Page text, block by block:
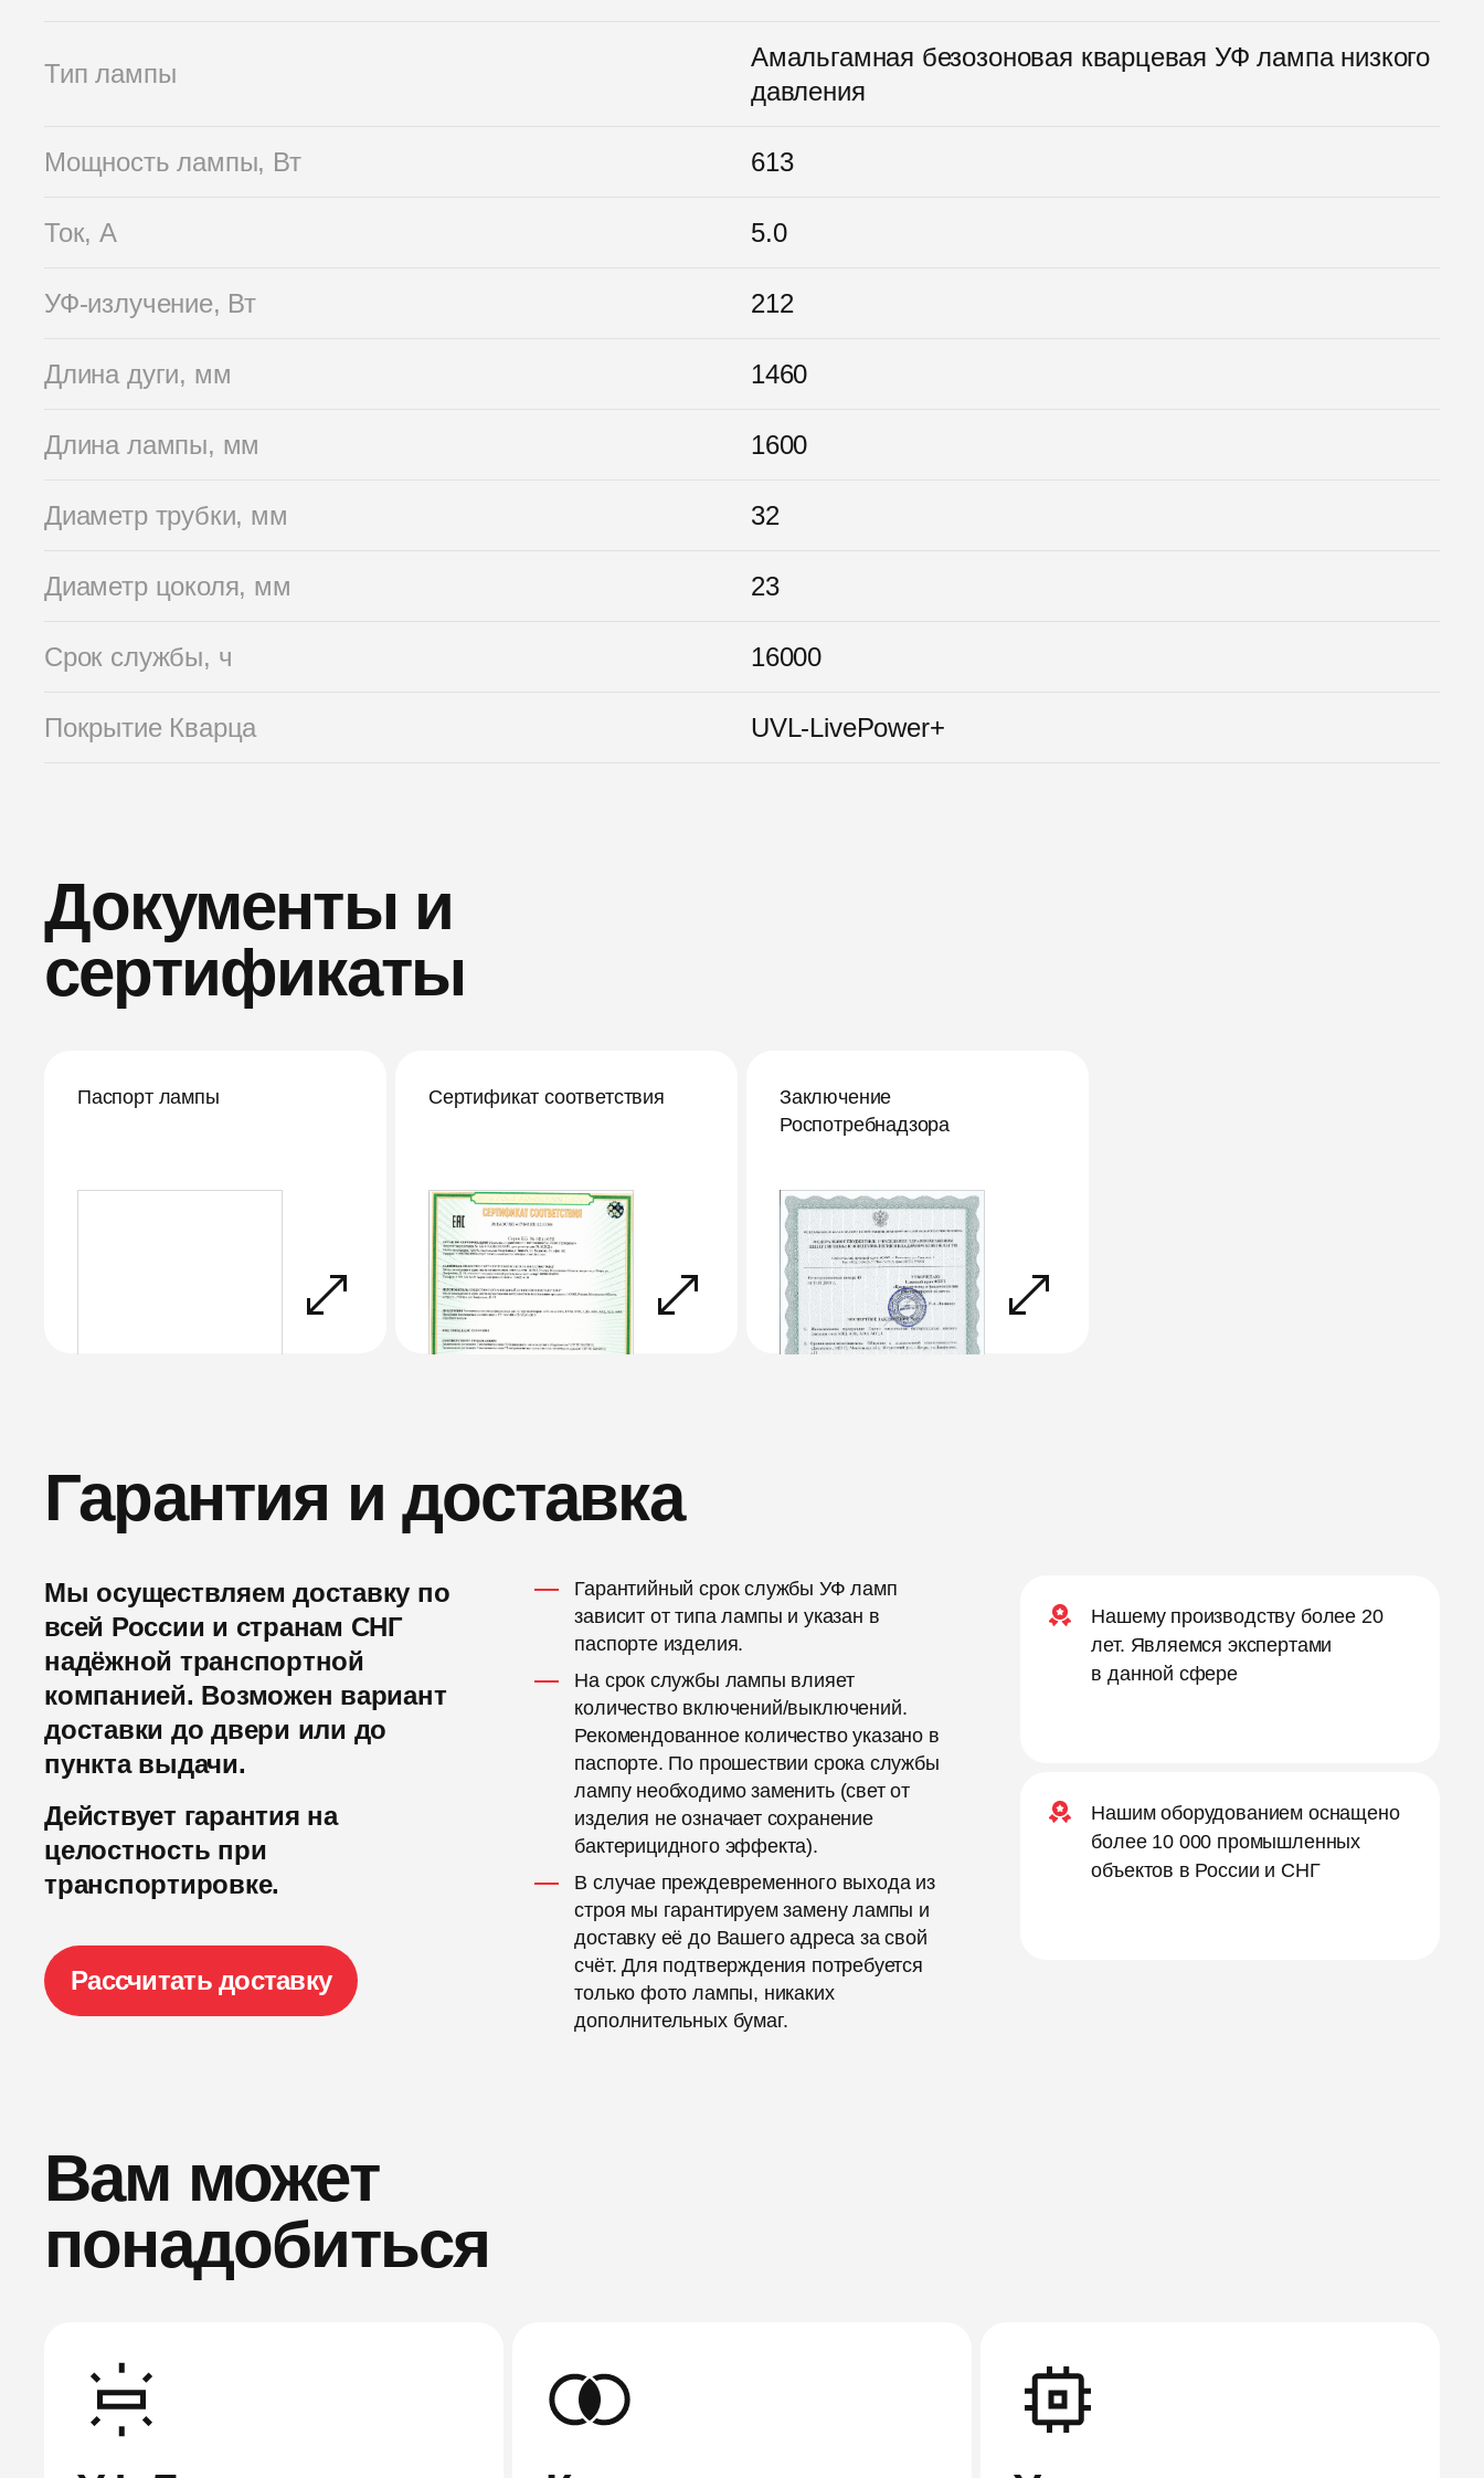
Тип лампы
Амальгамная безозоновая кварцевая УФ лампа низкого
давления
Мощность лампы, Вт 613
Ток, А 5.0
УФ-излучение, Вт 212
Длина дуги, мм 1460
Длина лампы, мм 1600
Диаметр трубки, мм 32
Диаметр цоколя, мм 23
Срок службы, ч 16000
Покрытие Кварца UVL-LivePower+
Документы и
сертификаты
Паспорт лампы Сертификат соответствия
Заключение
Роспотребнадзора
Гарантия и доставка
Мы осуществляем доставку по
всей России и странам СНГ
надёжной транспортной
компанией. Возможен вариант
доставки до двери или до
пункта выдачи.
Действует гарантия на
целостность при
транспортировке.
Рассчитать доставку
Гарантийный срок службы УФ ламп
зависит от типа лампы и указан в
паспорте изделия.
На срок службы лампы влияет
количество включений/выключений.
Рекомендованное количество указано в
паспорте. По прошествии срока службы
лампу необходимо заменить (свет от
изделия не означает сохранение
бактерицидного эффекта).
В случае преждевременного выхода из
строя мы гарантируем замену лампы и
доставку её до Вашего адреса за свой
счёт. Для подтверждения потребуется
только фото лампы, никаких
дополнительных бумаг.
Нашему производству более 20
лет. Являемся экспертами
в данной сфере
Нашим оборудованием оснащено
более 10 000 промышленных
объектов в России и СНГ
Вам может
понадобиться